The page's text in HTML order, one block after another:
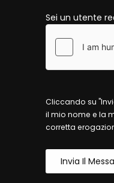
Sei un utente
Cliccando su
il mio nome e la
corretta
Invia Il